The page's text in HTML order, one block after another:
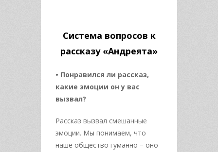
Система вопросов к
рассказу «Андреята»
• Понравился ли рассказ,
какие эмоции он у вас
вызвал?
Рассказ вызвал смешанные
эмоции. Мы понимаем, что
наше общество гуманно – оно